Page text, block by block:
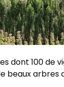
dont 100 de
beaux arbres